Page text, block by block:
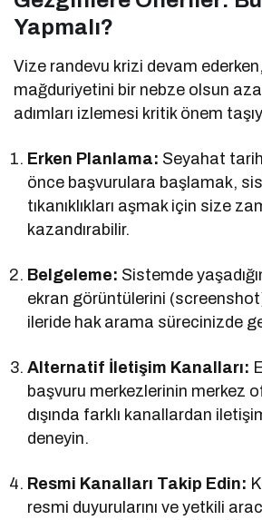
Yapmalı?
Vize randevu krizi devam
mağduriyetini bir nebze olsun
adımları izlemesi kritik önem
Erken Planlama: Seyahat
önce başvurulara başlamak,
tıkanıklıkları aşmak için size
kazandırabilir.
Belgeleme: Sistemde
ekran görüntülerini
ileride hak arama sürecinizde
Alternatif İletişim Kanalları:
başvuru merkezlerinin merkez
dışında farklı kanallardan
deneyin.
Resmi Kanalları Takip Edin:
resmi duyurularını ve yetkili